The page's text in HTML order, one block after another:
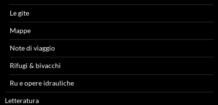
Le gite
Mappe
Note di viaggio
Rifugi & bivacchi
Ru e opere idrauliche
Letteratura